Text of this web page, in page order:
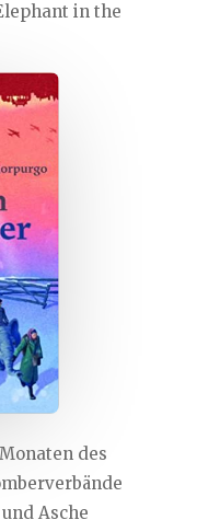
in the
des
Asche